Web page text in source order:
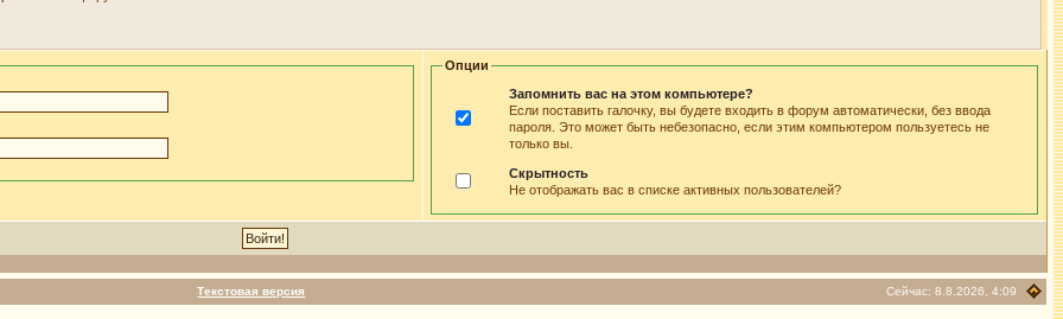
Опции
Запомнить вас на этом компьютере?
Если поставить галочку, вы будете входить в форум автоматически, без ввода
пароля. Это может быть небезопасно, если этим компьютером пользуетесь не
только вы.
Скрытность
Не отображать вас в списке активных пользователей?
Текстовая версия Сейчас: 8.8.2026, 4:09